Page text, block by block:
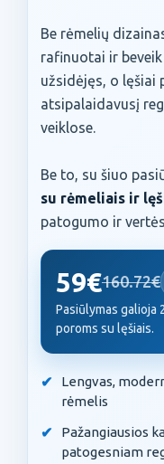
Be rėmelių
rafinuotai ir
užsidėjęs, o lęšiai
atsipalaidavusį
veiklose.
Be to, su šiuo
su rėmeliais ir
patogumo ir
59€160.72€
Pasiūlymas galioja
poroms su lęšiais.
Lengvas,
rėmelis
Pažangiausios
patogesniam